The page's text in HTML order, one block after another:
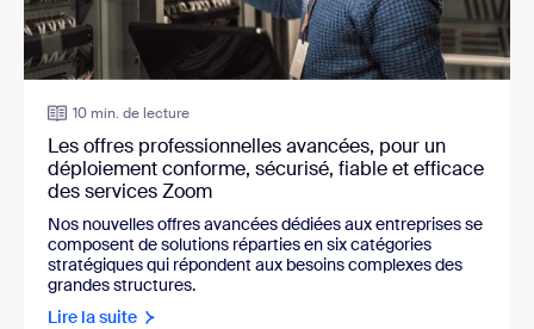
10 min. de lecture
Les offres professionnelles avancées, pour un
déploiement conforme, sécurisé, fiable et efficace
des services Zoom
Nos nouvelles offres avancées dédiées aux entreprises se
composent de solutions réparties en six catégories
stratégiques qui répondent aux besoins complexes des
grandes structures.
Lire la suite